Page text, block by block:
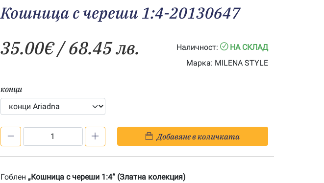
Кошница с череши 1:4-20130647
35.00€/ 68.45 лв. Наличност:
НА СКЛАД
Марка: MILENA STYLE
конци
с
Добавяне в количката
Гоблен „Кошница с череши 1:4“ (Златна колекция)